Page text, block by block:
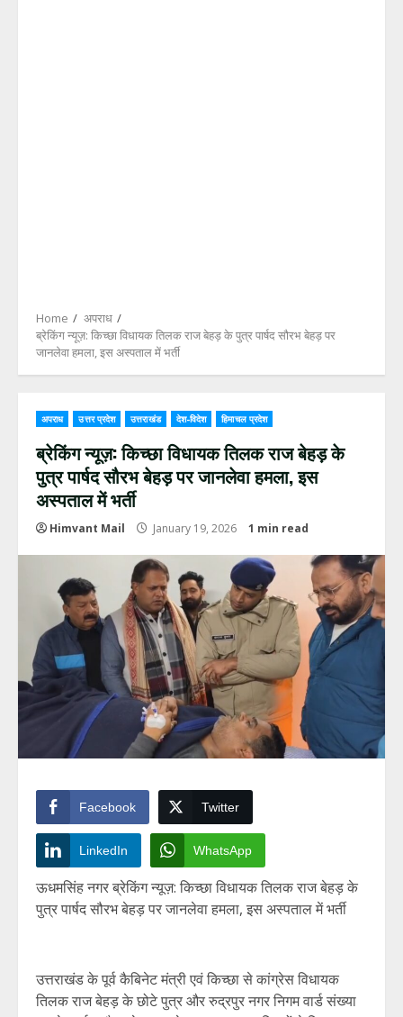
Home
अपराध
ब्रेकिंग न्यूज़: किच्छा विधायक तिलक राज बेहड़ के पुत्र पार्षद सौरभ बेहड़ पर
जानलेवा हमला, इस अस्पताल में भर्ती
अपराध उत्तर प्रदेश उत्तराखंड देश-विदेश हिमाचल प्रदेश
ब्रेकिंग न्यूज़: किच्छा विधायक तिलक राज बेहड़ के
पुत्र पार्षद सौरभ बेहड़ पर जानलेवा हमला, इस
अस्पताल में भर्ती
Himvant Mail January 19, 2026 1 min read
Facebook Twitter
LinkedIn WhatsApp
ऊधमसिंह नगर ब्रेकिंग न्यूज़: किच्छा विधायक तिलक राज बेहड़ के
पुत्र पार्षद सौरभ बेहड़ पर जानलेवा हमला, इस अस्पताल में भर्ती
उत्तराखंड के पूर्व कैबिनेट मंत्री एवं किच्छा से कांग्रेस विधायक
तिलक राज बेहड़ के छोटे पुत्र और रुद्रपुर नगर निगम वार्ड संख्या